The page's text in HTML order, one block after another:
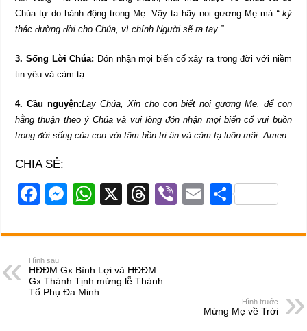
Chúa tự do hành động trong Mẹ. Vậy ta hãy noi gương Mẹ mà “ ký
thác đường đời cho Chúa, vì chính Người sẽ ra tay ” .
3. Sống Lời Chúa: Đón nhận mọi biến cố xảy ra trong đời với niềm
tin yêu và cảm tạ.
4. Cầu nguyện:Lạy Chúa, Xin cho con biết noi gương Mẹ. để con
hằng thuận theo ý Chúa và vui lòng đón nhận mọi biến cố vui buồn
trong đời sống của con với tâm hồn tri ân và cảm tạ luôn mãi. Amen.
CHIA SẺ:
F
c
e
b
o
M
ss
n
g
W
at
A
p
X
T
e
d
Vi
er
E
ail
S
ar
Hình sau
HĐĐM Gx.Bình Lợi và HĐĐM
Gx.Thánh Tịnh mừng lễ Thánh
Tổ Phụ Đa Minh
Hình trước
Mừng Mẹ về Trời